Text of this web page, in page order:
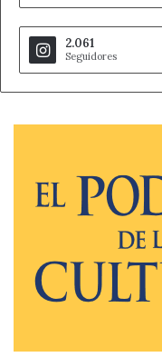
2.061
Seguidores